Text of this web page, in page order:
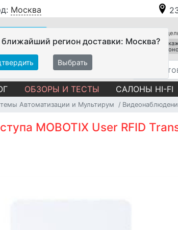
Москва
регион доставки: Москва?
Выбрать
ОБЗОРЫ И ТЕСТЫ САЛОНЫ HI-FI
Автоматизации и Мультирум
MOBOTIX User RFID